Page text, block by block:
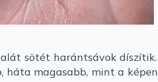
sötét harántsávok
háta magasabb, mint a